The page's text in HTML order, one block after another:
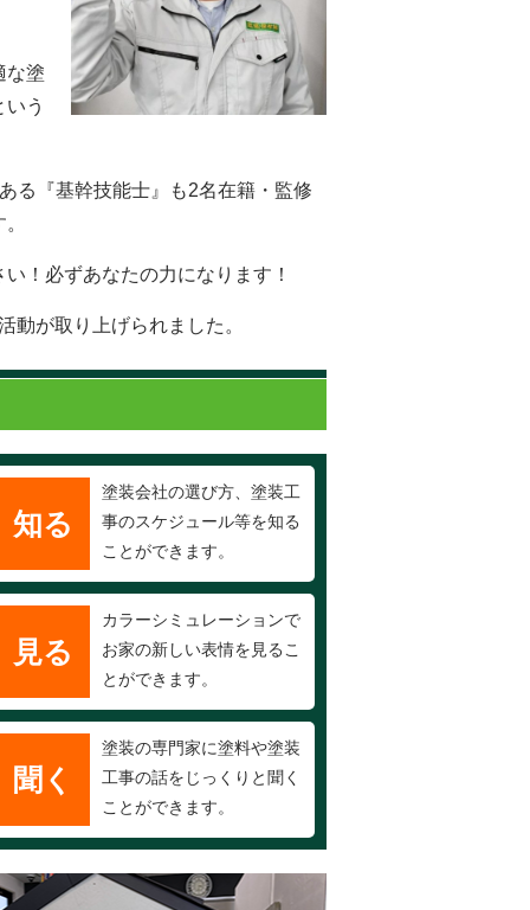
な塗
う
る『基幹技能士』も2名在籍・監修
！必ずあなたの力になります！
が取り上げられました。
知る
塗装会社の選び方、塗装工
事のスケジュール等を知る
ことができます。
見る
カラーシミュレーションで
お家の新しい表情を見るこ
とができます。
聞く
塗装の専門家に塗料や塗装
工事の話をじっくりと聞く
ことができます。